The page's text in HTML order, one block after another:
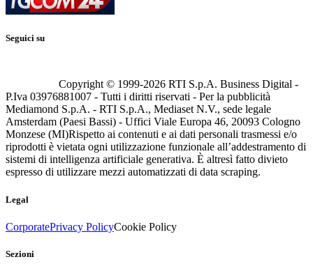
Seguici su
Copyright © 1999-2026 RTI S.p.A. Business Digital -
P.Iva 03976881007 - Tutti i diritti riservati - Per la pubblicità
Mediamond S.p.A. - RTI S.p.A., Mediaset N.V., sede legale
Amsterdam (Paesi Bassi) - Uffici Viale Europa 46, 20093 Cologno
Monzese (MI)Rispetto ai contenuti e ai dati personali trasmessi e/o
riprodotti è vietata ogni utilizzazione funzionale all’addestramento di
sistemi di intelligenza artificiale generativa. È altresì fatto divieto
espresso di utilizzare mezzi automatizzati di data scraping.
Legal
CorporatePrivacy PolicyCookie Policy
Sezioni